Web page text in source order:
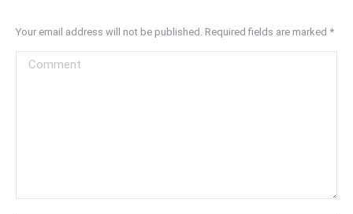
Your email address will not be published. Required fields are marked *
Comment